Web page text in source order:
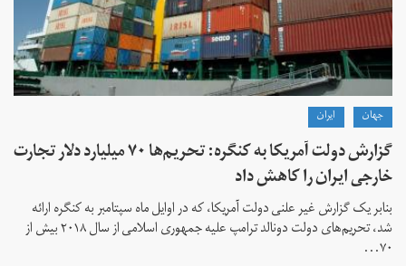
جهان ايران
گزارش دولت آمریکا به کنگره: تحریم‌ها ۷۰ میلیارد دلار تجارت
خارجی ایران را کاهش داد
بنابر یک گزارش غیر علنی دولت آمریکا، که در اوایل ماه سپتامبر به کنگره ارائه
شد، تحریم‌های دولت دونالد ترامپ علیه جمهوری اسلامی از سال ۲۰۱۸ بیش از
۷۰...